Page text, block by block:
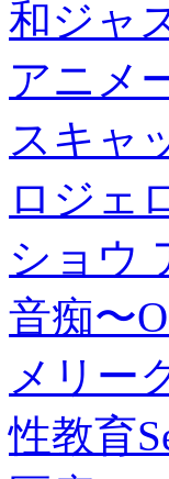
和ジャ
アニメ
スキャ
ロジェ
ショウ
音痴〜
メリー
性教育